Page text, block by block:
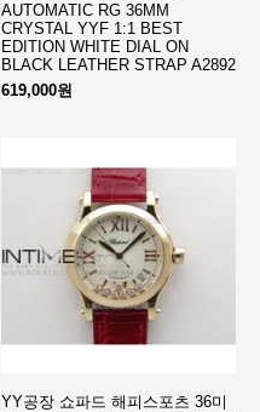
AUTOMATIC RG 36MM
CRYSTAL YYF 1:1 BEST
EDITION WHITE DIAL ON
BLACK LEATHER STRAP A2892
619,000원
YY공장 쇼파드 해피스포츠 36미